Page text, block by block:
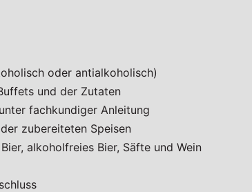
oder antialkoholisch)
und der Zutaten
fachkundiger Anleitung
zubereiteten Speisen
alkoholfreies Bier, Säfte und Wein